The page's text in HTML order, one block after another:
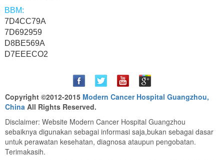
7D4CC79A
7D692959
D8BE569A
D7EEECO2
Copyright ©2012-2015 Modern Cancer Hospital Guangzhou,
China All Rights Reserved.
Disclaimer: Website Modern Cancer Hospital Guangzhou
sebaiknya digunakan sebagai informasi saja,bukan sebagai dasar
untuk perawatan kesehatan, diagnosa ataupun pengobatan.
Terimakasih.